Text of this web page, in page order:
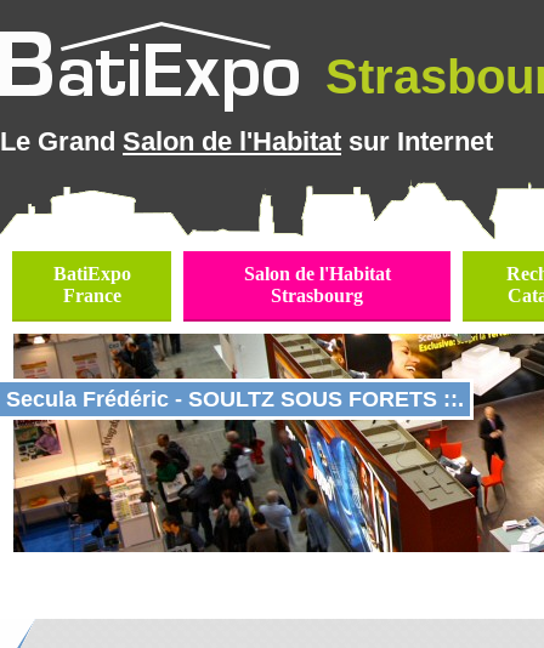
Le Grand Salon de l'Habitat sur Internet
BatiExpo
France
Salon de l'Habitat
Strasbourg
Secula Frédéric - SOULTZ SOUS FORETS ::.